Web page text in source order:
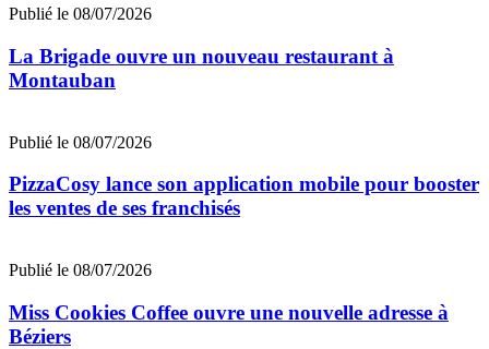
Publié le 08/07/2026
La Brigade ouvre un nouveau restaurant à
Montauban
Publié le 08/07/2026
PizzaCosy lance son application mobile pour booster
les ventes de ses franchisés
Publié le 08/07/2026
Miss Cookies Coffee ouvre une nouvelle adresse à
Béziers